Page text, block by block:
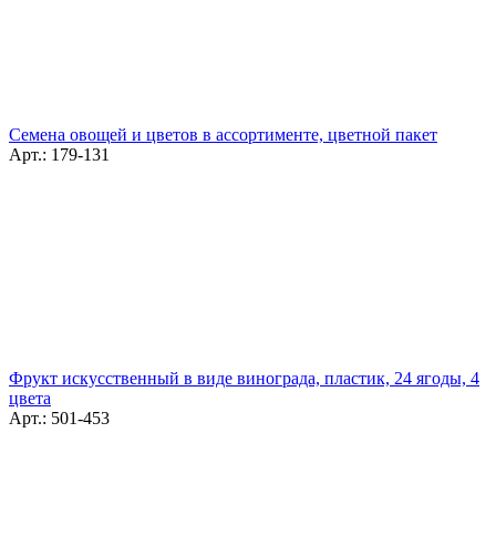
Семена овощей и цветов в ассортименте, цветной пакет
Арт.: 179-131
Фрукт искусственный в виде винограда, пластик, 24 ягоды, 4
цвета
Арт.: 501-453